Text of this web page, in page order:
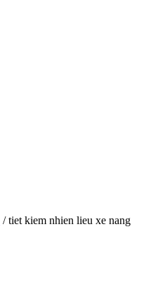
/ tiet kiem nhien lieu xe nang